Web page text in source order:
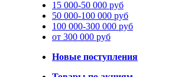
15 000-50 000 руб
50 000-100 000 руб
100 000-300 000 руб
от 300 000 руб
Новые поступления